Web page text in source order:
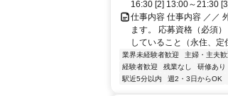
16:30 [2] 13:00～21:30
仕事内容 仕事内容 ／／
ます。 応募資格（必須
していること（永住、
業界未経験者歓迎 主婦・主夫歓
経験者歓迎
残業なし 研修あり
駅近5分以内
週2・3日からOK